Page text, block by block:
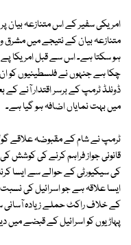
امریکی سفیر کے اس متنازعہ بیان
متنازعہ بیان کے نتیجے میں
ہو سکتا ہے۔ اس سے قبل امریکا
چکا ہے جنہوں نے فلسطینیوں کو
ڈونلڈ ٹرمپ کے برسر اقتدار آنے
میں بہت نمایاں اضافہ ہو گیا ہے۔
ٹرمپ نے شام کے مقبوضہ علاقے
قانونی جواز فراہم کرنے کی کوشش
کی سیکیورٹی کے حوالے سے ایسا
ایسا علاقہ ہے جو اسرائیل کی
کے خلاف راکٹ حملے زیادہ
پہاڑیوں کو اسرائیل کے قبضے میں